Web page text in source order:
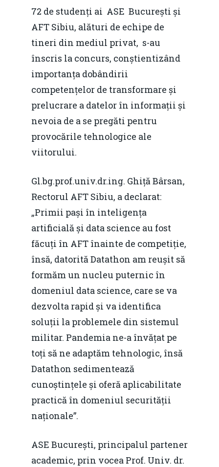
72 de studenți ai ASE București și
AFT Sibiu, alături de echipe de
tineri din mediul privat, s-au
înscris la concurs, conștientizând
importanța dobândirii
competențelor de transformare și
prelucrare a datelor în informații și
nevoia de a se pregăti pentru
provocările tehnologice ale
viitorului.
Gl.bg.prof.univ.dr.ing. Ghiță Bârsan,
Rectorul AFT Sibiu, a declarat:
„Primii pași în inteligența
artificială și data science au fost
făcuți în AFT înainte de competiție,
însă, datorită Datathon am reușit să
formăm un nucleu puternic în
domeniul data science, care se va
dezvolta rapid și va identifica
soluții la problemele din sistemul
militar. Pandemia ne-a învățat pe
toți să ne adaptăm tehnologic, însă
Datathon sedimentează
cunoștințele și oferă aplicabilitate
practică în domeniul securității
naționale”.
ASE București, principalul partener
academic, prin vocea Prof. Univ. dr.